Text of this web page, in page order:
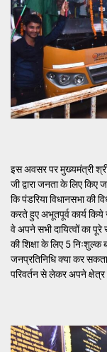
इस अवसर पर मुख्यमंत्री श्री
जी द्वारा जनता के लिए किए
कि पंडरिया विधानसभा की
करते हुए अभूतपूर्व कार्य
वे अपने सभी दायित्वों का पूरे
की शिक्षा के लिए 5
जनप्रतिनिधि क्या कर
परिवर्तन से लेकर अपने क्षेत्र